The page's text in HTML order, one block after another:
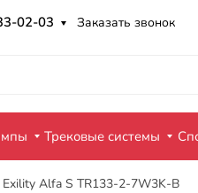
02-03 Заказать звонок
Трековые системы
Exility Alfa S TR133-2-7W3K-B